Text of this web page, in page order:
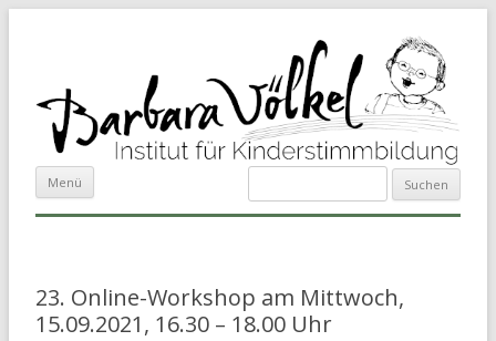
Menü Zum Inhalt springen Suchen
23. Online-Workshop am Mittwoch,
15.09.2021, 16.30 – 18.00 Uhr